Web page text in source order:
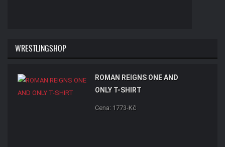
WRESTLINGSHOP
ROMAN REIGNS ONE AND
ONLY T-SHIRT
Cena: 1773-Kč